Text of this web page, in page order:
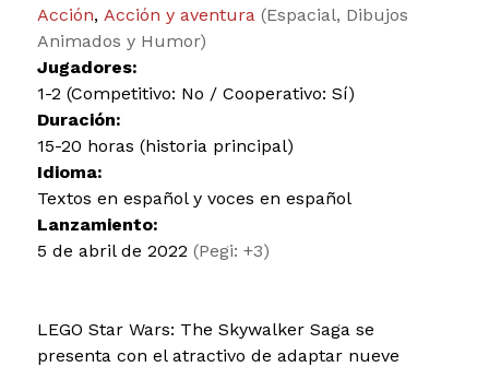
Acción, Acción y aventura (Espacial, Dibujos
Animados y Humor)
Jugadores:
1-2 (Competitivo: No / Cooperativo: Sí)
Duración:
15-20 horas (historia principal)
Idioma:
Textos en español y voces en español
Lanzamiento:
5 de abril de 2022 (Pegi: +3)
LEGO Star Wars: The Skywalker Saga se
presenta con el atractivo de adaptar nueve